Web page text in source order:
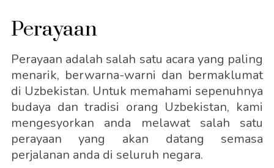
Perayaan
Perayaan adalah salah satu acara yang paling
menarik, berwarna-warni dan bermaklumat
di Uzbekistan. Untuk memahami sepenuhnya
budaya dan tradisi orang Uzbekistan, kami
mengesyorkan anda melawat salah satu
perayaan yang akan datang semasa
perjalanan anda di seluruh negara.